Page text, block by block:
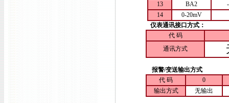
13
BA2
14
0-20mV
仪表通讯接口方式：
代 码
通讯方式
报警/变送输出方式
代 码
0
输出方式
无输出